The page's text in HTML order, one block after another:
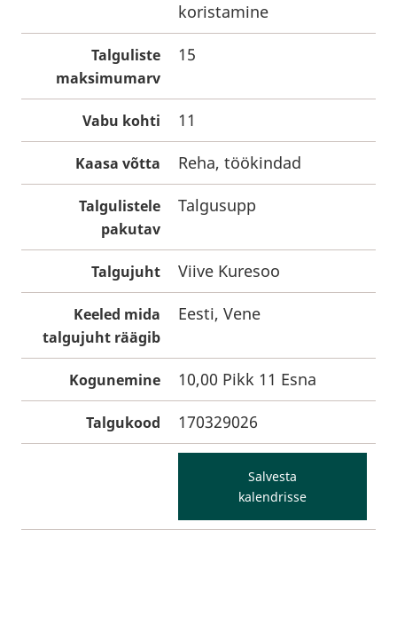
koristamine
Talguliste
maksimumarv
15
Vabu kohti 11
Kaasa võtta Reha, töökindad
Talgulistele
pakutav
Talgusupp
Talgujuht Viive Kuresoo
Keeled mida
talgujuht räägib
Eesti, Vene
Kogunemine 10,00 Pikk 11 Esna
Talgukood 170329026
Salvesta
kalendrisse